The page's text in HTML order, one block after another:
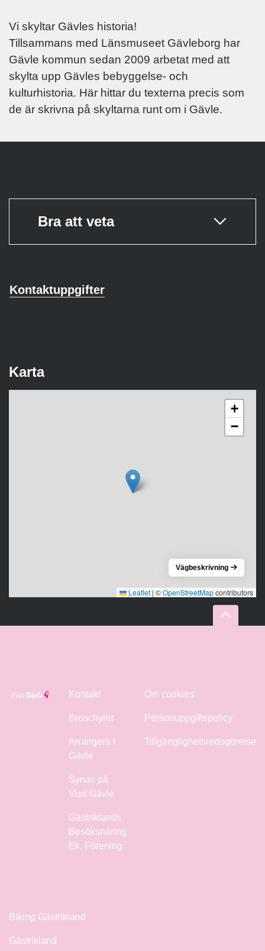
Vi skyltar Gävles historia!
Tillsammans med Länsmuseet Gävleborg har
Gävle kommun sedan 2009 arbetat med att
skylta upp Gävles bebyggelse- och
kulturhistoria. Här hittar du texterna precis som
de är skrivna på skyltarna runt om i Gävle.
Bra att veta
Kontaktuppgifter
Karta
+
−
Leaflet | ©OpenStreetMapcontributors
Vägbeskrivning
Kontakt
Broschyrer
Arrangera i
Gävle
Synas på
Visit Gävle
Gästriklands
Besöksnäring
Ek. Förening
Om cookies
Personuppgiftspolicy
Tillgänglighetsredogörelse
Biking Gästrikland
Gästrikland